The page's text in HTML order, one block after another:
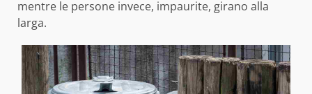
mentre le persone invece, impaurite, girano alla
larga.